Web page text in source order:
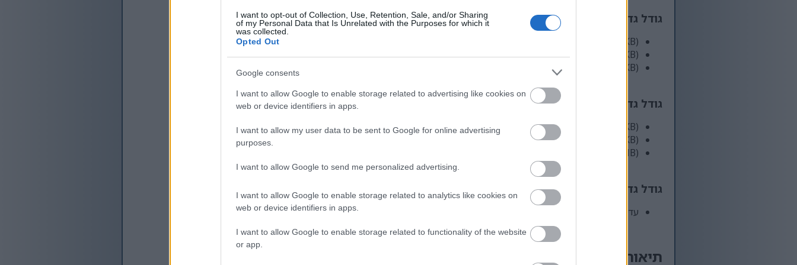
I want to opt-out of Collection, Use, Retention, Sale, and/or Sharing
of my Personal Data that Is Unrelated with the Purposes for which it
was collected.
Opted Out
Google consents
I want to allow Google to enable storage related to advertising like cookies on
web or device identifiers in apps.
I want to allow my user data to be sent to Google for online advertising
purposes.
I want to allow Google to send me personalized advertising.
I want to allow Google to enable storage related to analytics like cookies on
web or device identifiers in apps.
I want to allow Google to enable storage related to functionality of the website
or app.
גודל גדול מאוד
(79 KB)
(258 KB)
(860 KB)
גודל גדול במיוחד
(118 KB)
(402 KB)
(1.4 MB)
גודל גדול באופן קומי(1,048,576 x 599,186)
עדיין מעלה... ;-)
תיאור התמונה